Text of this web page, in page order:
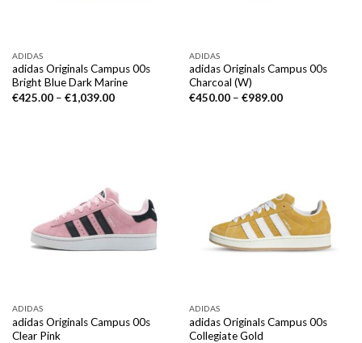
ADIDAS
adidas Originals Campus 00s
Bright Blue Dark Marine
€425.00– €1,039.00
ADIDAS
adidas Originals Campus 00s
Charcoal (W)
€450.00– €989.00
ADIDAS
adidas Originals Campus 00s
Clear Pink
ADIDAS
adidas Originals Campus 00s
Collegiate Gold